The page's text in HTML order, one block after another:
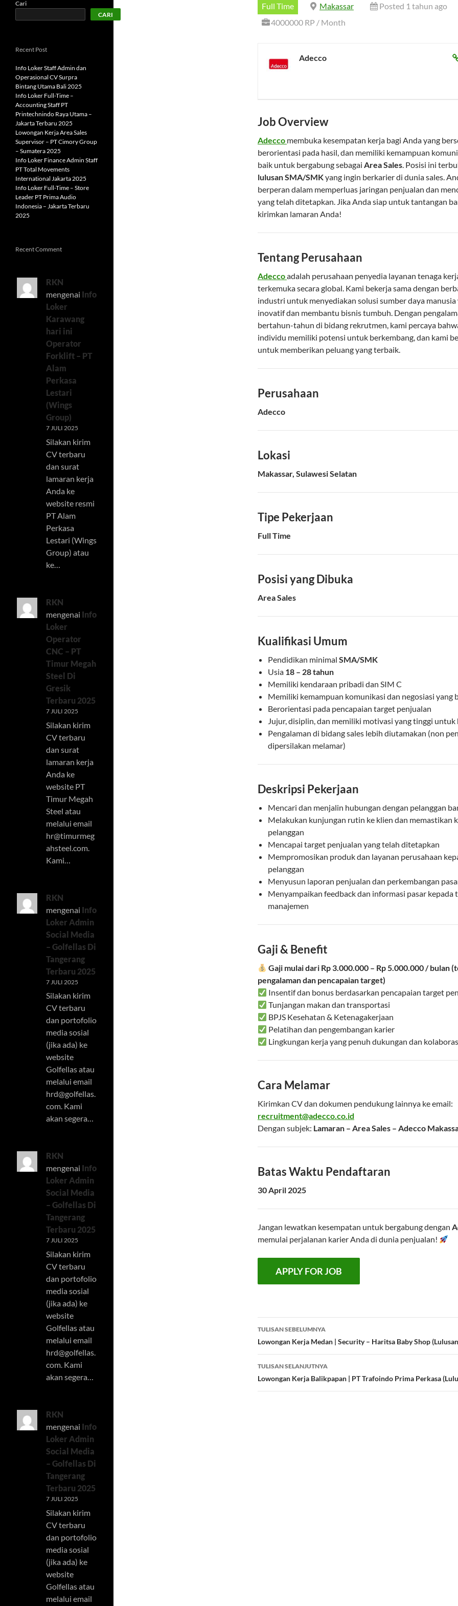
Full Time Makassar
Posted 1 tahun ago
4000000 RP / Month
Adecco
Job Overview
Adecco membuka kesempatan kerja bagi Anda yang
berorientasi pada hasil, dan memiliki kemampuan
baik untuk bergabung sebagai Area Sales. Posisi ini
lulusan SMA/SMKyang ingin berkarier di dunia sales.
berperan dalam memperluas jaringan penjualan dan
yang telah ditetapkan. Jika Anda siap untuk tantangan
kirimkan lamaran Anda!
Tentang Perusahaan
Adeccoadalah perusahaan penyedia layanan tenaga
terkemuka secara global. Kami bekerja sama dengan
industri untuk menyediakan solusi sumber daya manusia
inovatif dan membantu bisnis tumbuh. Dengan
bertahun-tahun di bidang rekrutmen, kami percaya
individu memiliki potensi untuk berkembang, dan kami
untuk memberikan peluang yang terbaik.
Perusahaan
Adecco
Lokasi
Makassar, Sulawesi Selatan
Tipe Pekerjaan
Full Time
Posisi yang Dibuka
Area Sales
Kualifikasi Umum
Pendidikan minimal SMA/SMK
Usia 18 – 28 tahun
Memiliki kendaraan pribadi dan SIM C
Memiliki kemampuan komunikasi dan negosiasi yang
Berorientasi pada pencapaian target penjualan
Jujur, disiplin, dan memiliki motivasi yang tinggi untuk
Pengalaman di bidang sales lebih diutamakan (non
dipersilakan melamar)
Deskripsi Pekerjaan
Mencari dan menjalin hubungan dengan pelanggan
Melakukan kunjungan rutin ke klien dan memastikan
pelanggan
Mencapai target penjualan yang telah ditetapkan
Mempromosikan produk dan layanan perusahaan
pelanggan
Menyusun laporan penjualan dan perkembangan
Menyampaikan feedback dan informasi pasar kepada
manajemen
Gaji & Benefit
Gaji mulai dari Rp 3.000.000 – Rp 5.000.000 / bulan
pengalaman dan pencapaian target)
Insentif dan bonus berdasarkan pencapaian target
Tunjangan makan dan transportasi
BPJS Kesehatan & Ketenagakerjaan
Pelatihan dan pengembangan karier
Lingkungan kerja yang penuh dukungan dan
Cara Melamar
Kirimkan CV dan dokumen pendukung lainnya ke email:
recruitment@adecco.co.id
Dengan subjek: Lamaran – Area Sales – Adecco
Batas Waktu Pendaftaran
30 April 2025
Jangan lewatkan kesempatan untuk bergabung dengan
memulai perjalanan karier Anda di dunia penjualan!
Navigasi
Tulisan
TULISAN SEBELUMNYA
Lowongan Kerja Medan | Security – Haritsa Baby Shop
TULISAN SELANJUTNYA
Lowongan Kerja Balikpapan | PT Trafoindo Prima Perkasa
Cari
CARI
Recent Post
Info Loker Staff Admin dan
Operasional CV Surpra
Bintang Utama Bali 2025
Info Loker Full-Time –
Accounting Staff PT
Printechnindo Raya Utama –
Jakarta Terbaru 2025
Lowongan Kerja Area Sales
Supervisor – PT Cimory Group
– Sumatera 2025
Info Loker Finance Admin Staff
PT Total Movements
International Jakarta 2025
Info Loker Full-Time – Store
Leader PT Prima Audio
Indonesia – Jakarta Terbaru
2025
Recent Comment
RKN
mengenai Info
Loker
Karawang
hari ini
Operator
Forklift – PT
Alam
Perkasa
Lestari
(Wings
Group)
7 JULI 2025
Silakan kirim
CV terbaru
dan surat
lamaran kerja
Anda ke
website resmi
PT Alam
Perkasa
Lestari (Wings
Group) atau
ke…
RKN
mengenai Info
Loker
Operator
CNC – PT
Timur Megah
Steel Di
Gresik
Terbaru 2025
7 JULI 2025
Silakan kirim
CV terbaru
dan surat
lamaran kerja
Anda ke
website PT
Timur Megah
Steel atau
melalui email
hr@timurmeg
ahsteel.com
Kami…
RKN
mengenai Info
Loker Admin
Social Media
– Golfellas Di
Tangerang
Terbaru 2025
7 JULI 2025
Silakan kirim
CV terbaru
dan portofolio
media sosial
(jika ada) ke
website
Golfellas atau
melalui email
hrd@golfellas.
com. Kami
akan segera…
RKN
mengenai Info
Loker Admin
Social Media
– Golfellas Di
Tangerang
Terbaru 2025
7 JULI 2025
Silakan kirim
CV terbaru
dan portofolio
media sosial
(jika ada) ke
website
Golfellas atau
melalui email
hrd@golfellas.
com. Kami
akan segera…
RKN
mengenai Info
Loker Admin
Social Media
– Golfellas Di
Tangerang
Terbaru 2025
7 JULI 2025
Silakan kirim
CV terbaru
dan portofolio
media sosial
(jika ada) ke
website
Golfellas atau
melalui email